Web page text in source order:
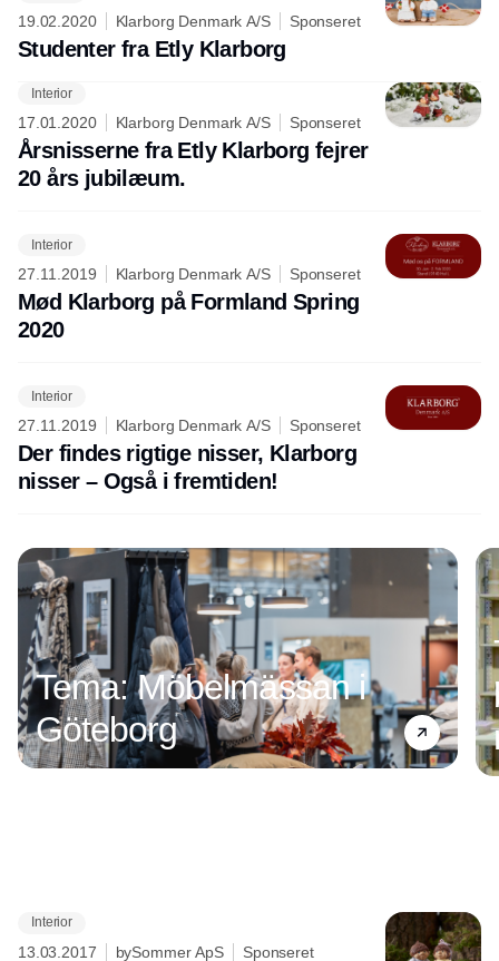
19.02.2020 Klarborg Denmark A/S Sponseret
Studenter fra Etly Klarborg
Interior
17.01.2020 Klarborg Denmark A/S Sponseret
Årsnisserne fra Etly Klarborg fejrer
20 års jubilæum.
Interior
27.11.2019 Klarborg Denmark A/S Sponseret
Mød Klarborg på Formland Spring
2020
Interior
27.11.2019 Klarborg Denmark A/S Sponseret
Der findes rigtige nisser, Klarborg
nisser – Også i fremtiden!
Tema: Möbelmässan i
Göteborg
Interior
13.03.2017 bySommer ApS Sponseret